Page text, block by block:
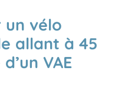
un vélo
allant à 45
VAE